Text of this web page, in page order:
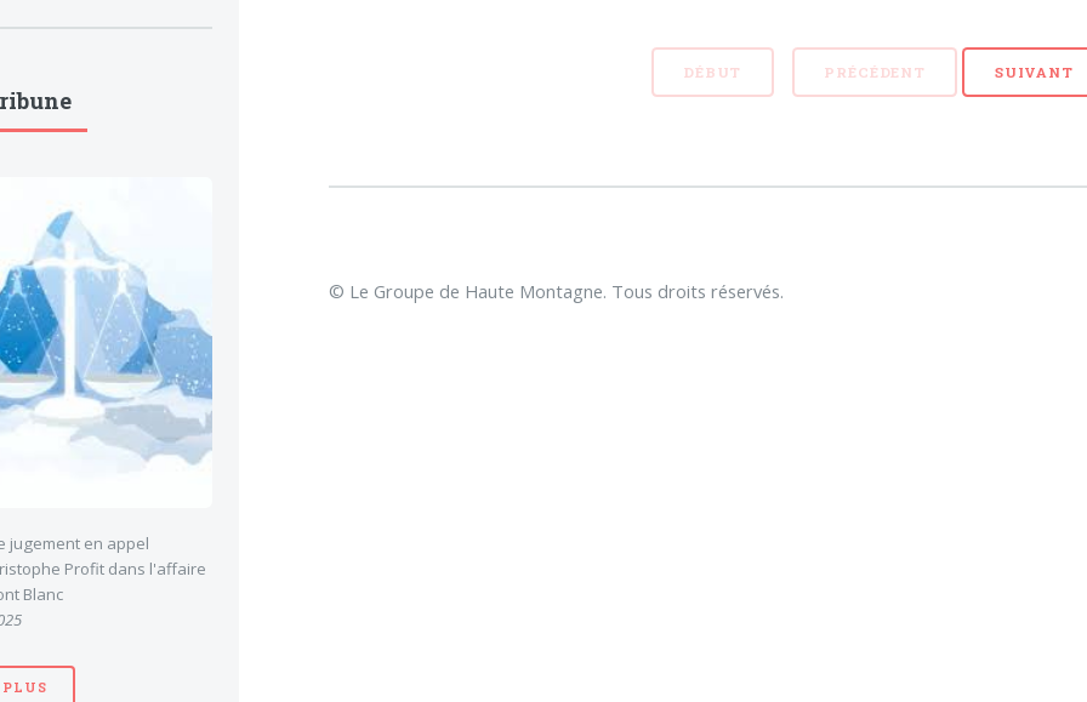
DÉBUT PRÉCÉDENT SUIVANT
© Le Groupe de Haute Montagne. Tous droits réservés.
jugement en appel
Profit dans l'affaire
Blanc
PLUS